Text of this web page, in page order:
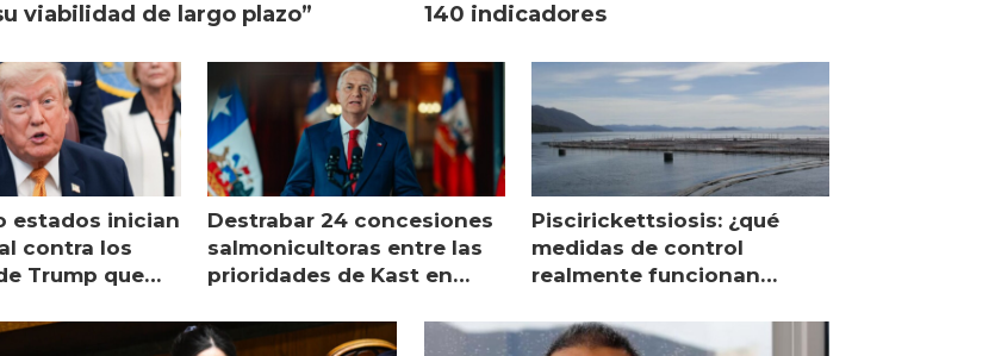
viabilidad de largo plazo”
140 indicadores
estados inician
contra los
Trump que
Destrabar 24 concesiones
salmonicultoras entre las
prioridades de Kast en
Piscirickettsiosis: ¿qué
medidas de control
realmente funcionan